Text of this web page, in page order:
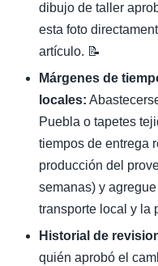
dibujo de taller
esta foto
artículo. 📝
Márgenes de
locales:
Puebla o tapetes
tiempos de entrega
producción del
semanas) y
transporte local y la
Historial de
quién aprobó el